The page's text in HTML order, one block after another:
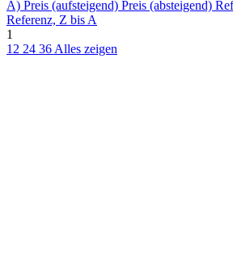
A) Preis (aufsteigend) Preis (absteigend)
Referenz, Z bis A
1
12 24 36Alles zeigen